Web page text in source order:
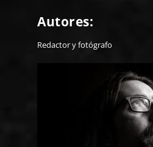
Autores:
Redactor y fotógrafo